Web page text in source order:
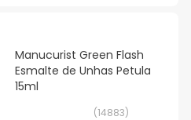
Manucurist Green Flash
Esmalte de Unhas Petula
15ml
(14883)